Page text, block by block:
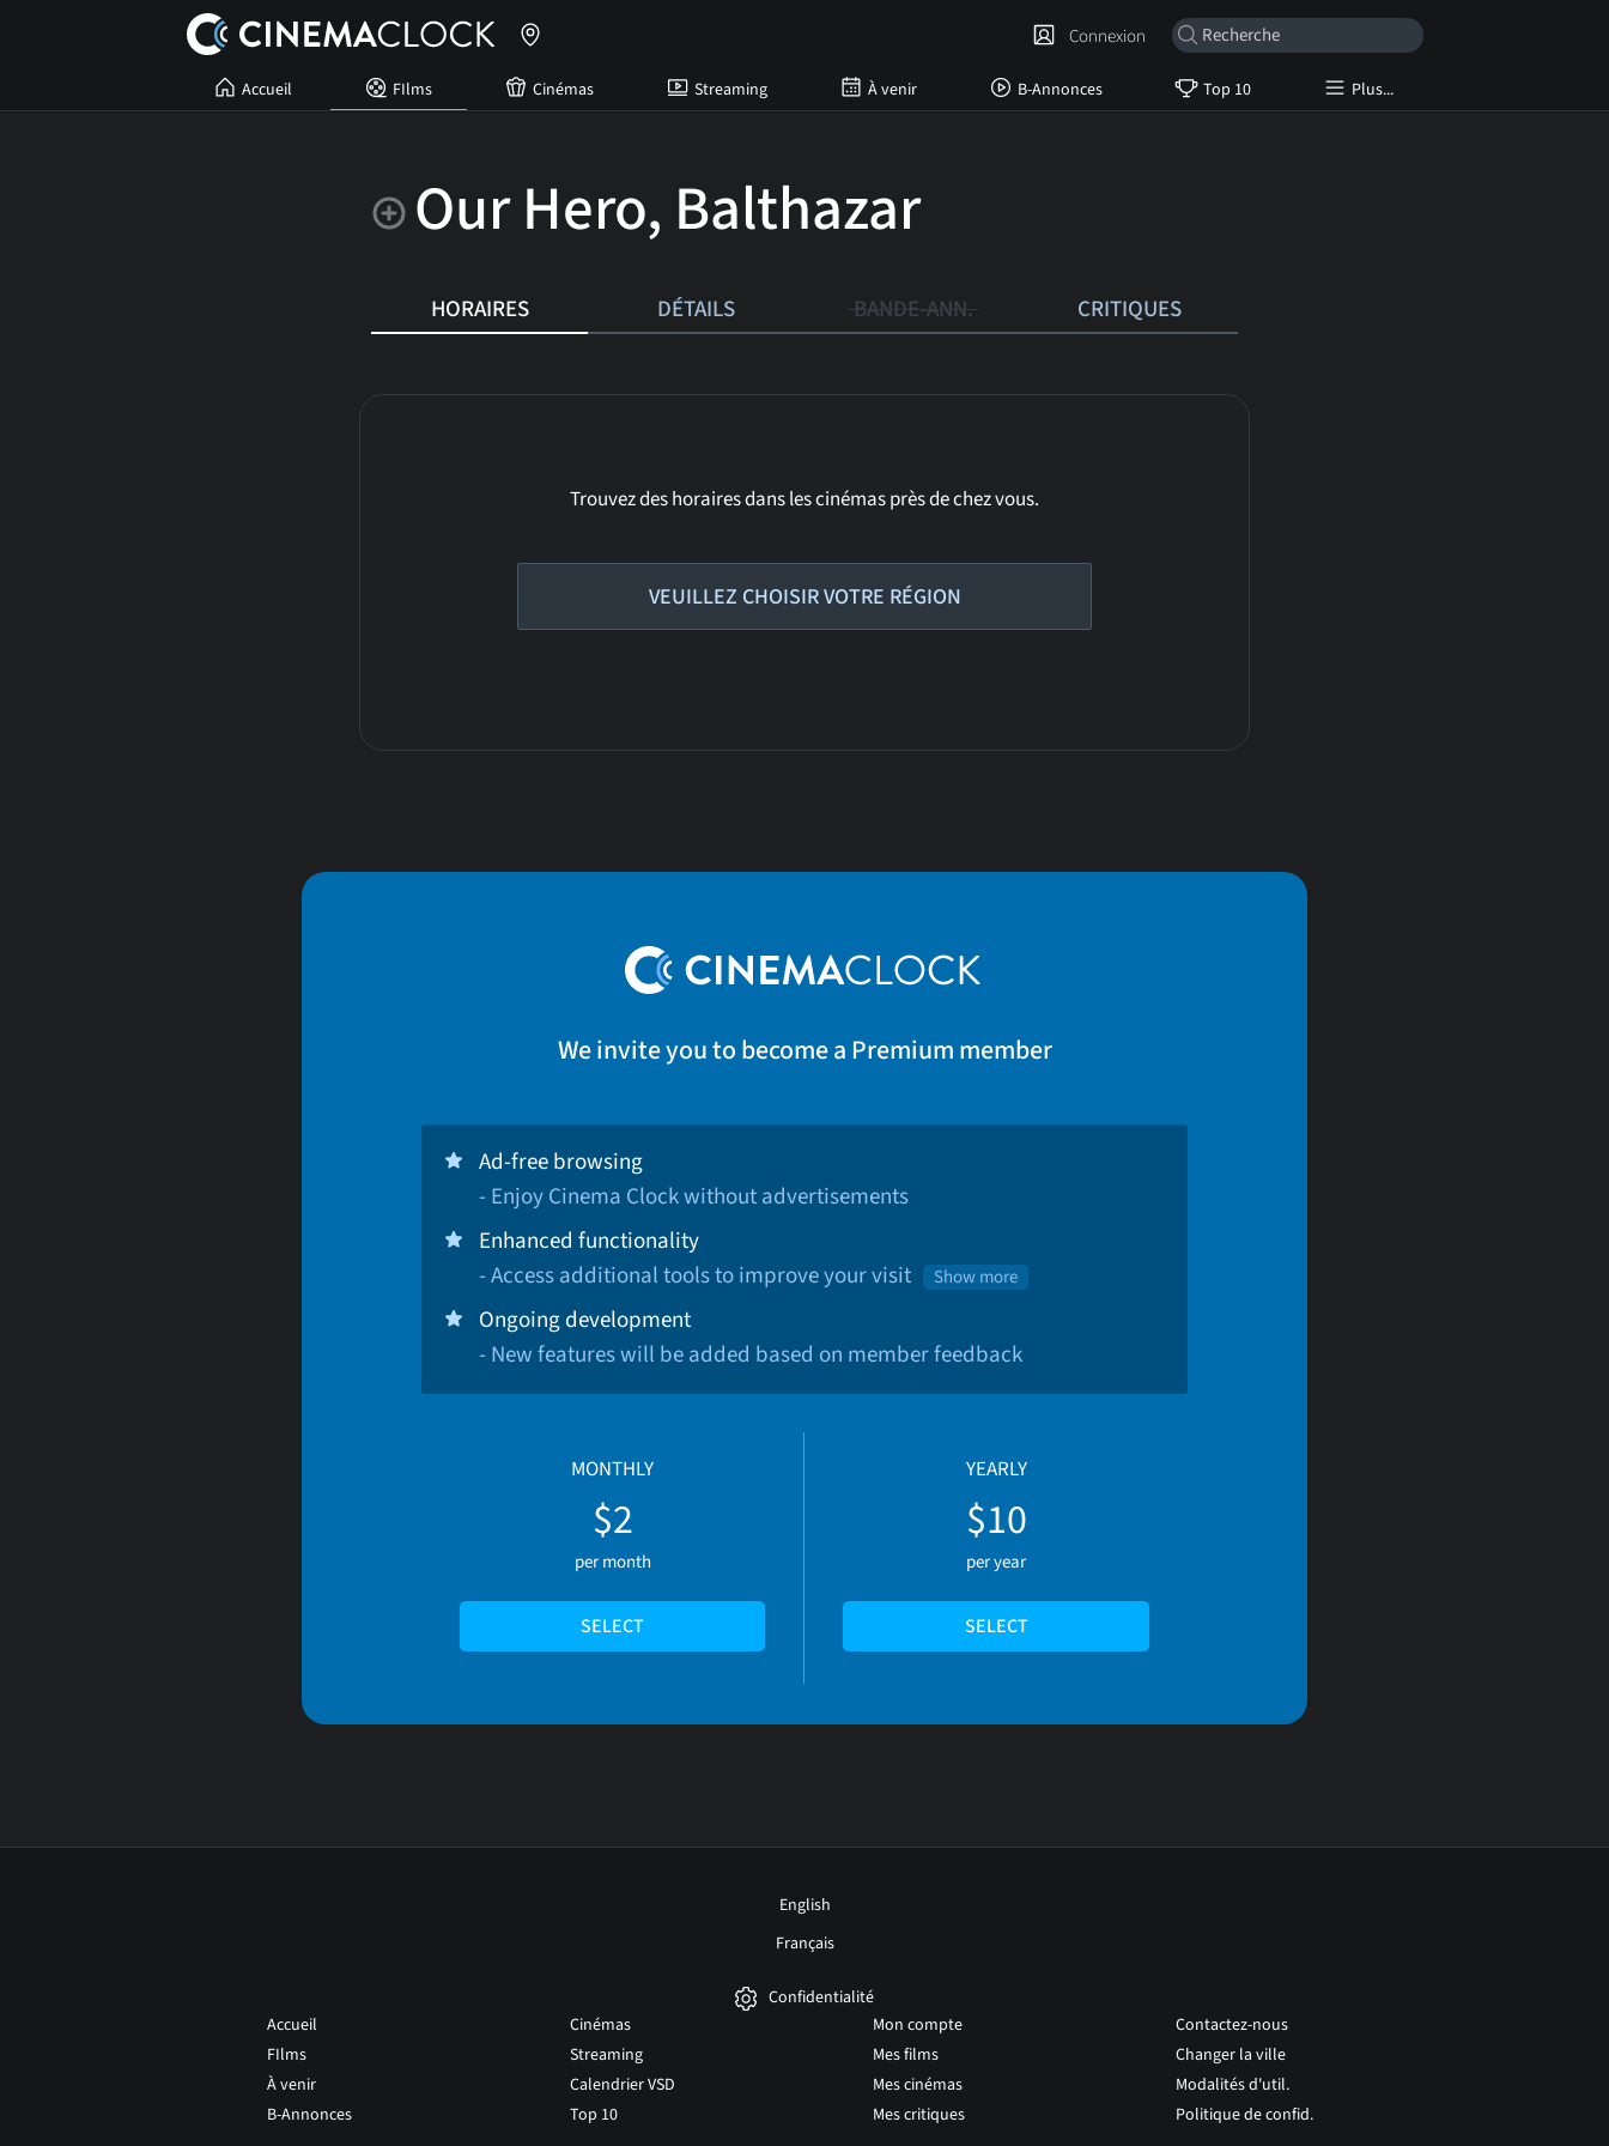
Accueil FIlms Cinémas Streaming À venir B-Annonces Top 10 Plus...
Connexion
Our Hero, Balthazar
HORAIRES DÉTAILS BANDE-ANN. CRITIQUES
Trouvez des horaires dans les cinémas près de chez vous.
VEUILLEZ CHOISIR VOTRE RÉGION
We invite you to become a Premium member
Ad-free browsing
- Enjoy Cinema Clock without advertisements
Enhanced functionality
- Access additional tools to improve your visit
Show more
Ongoing development
- New features will be added based on member feedback
MONTHLY
$2
per month
SELECT
YEARLY
$10
per year
SELECT
English
Français
Confidentialité
Accueil
FIlms
À venir
B-Annonces
Cinémas
Streaming
Calendrier VSD
Top 10
Mon compte
Mes films
Mes cinémas
Mes critiques
Contactez-nous
Changer la ville
Modalités d'util.
Politique de confid.